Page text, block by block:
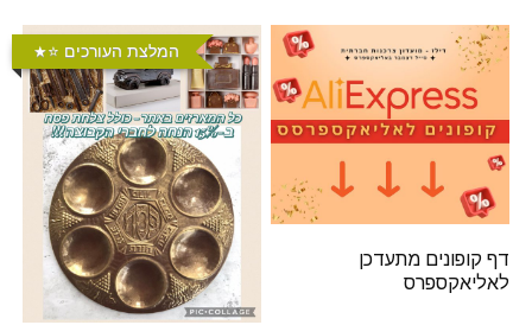
דף קופונים מתעדכן
לאליאקספרס
המלצת העורכים ⭐️